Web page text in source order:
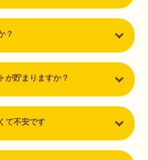
？
が貯まりますか？
て不安です